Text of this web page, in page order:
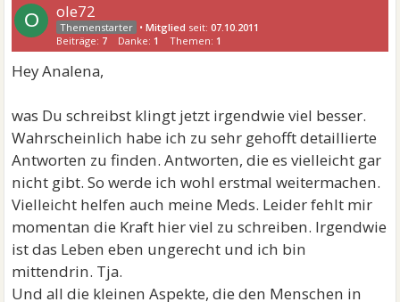
O ole72
•Mitglied seit:07.10.2011
Beiträge: 7 Danke: 1 Themen: 1
Hey Analena,
was Du schreibst klingt jetzt irgendwie viel besser.
Wahrscheinlich habe ich zu sehr gehofft detaillierte
Antworten zu finden. Antworten, die es vielleicht gar
nicht gibt. So werde ich wohl erstmal weitermachen.
Vielleicht helfen auch meine Meds. Leider fehlt mir
momentan die Kraft hier viel zu schreiben. Irgendwie
ist das Leben eben ungerecht und ich bin
mittendrin. Tja.
Und all die kleinen Aspekte, die den Menschen in